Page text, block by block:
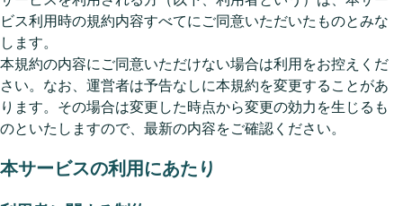
ビス利用時の規約内容すべてにご同意いただいたものとみな
します。
本規約の内容にご同意いただけない場合は利用をお控えくだ
さい。なお、運営者は予告なしに本規約を変更することがあ
ります。その場合は変更した時点から変更の効力を生じるも
のといたしますので、最新の内容をご確認ください。
本サービスの利用にあたり